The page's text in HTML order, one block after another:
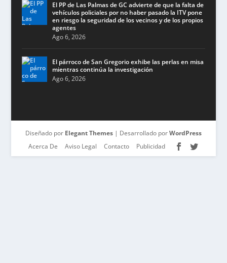
El PP de Las Palmas de GC advierte de que la falta de
vehículos policiales por no haber pasado la ITV pone
en riesgo la seguridad de los vecinos y de los propios
agentes
Ago 6, 2026
El párroco de San Gregorio exhibe las perlas en misa
mientras continúa la investigación
Ago 6, 2026
Diseñado por Elegant Themes| Desarrollado porWordPress
Acerca De
Aviso Legal Contacto Publicidad